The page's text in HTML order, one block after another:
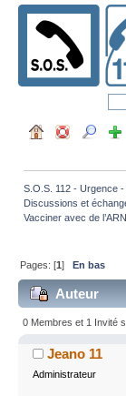
S.O.S. 112 - Urgence
Discussions et
Vacciner avec de
Pages: [1]En bas
Auteur
l’ARN
0 Membres et 1 Invité
Jeano 11
Administrateur